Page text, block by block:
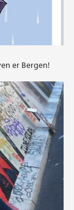
er Bergen!